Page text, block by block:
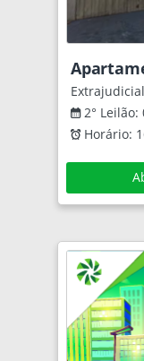
2°
Horário: